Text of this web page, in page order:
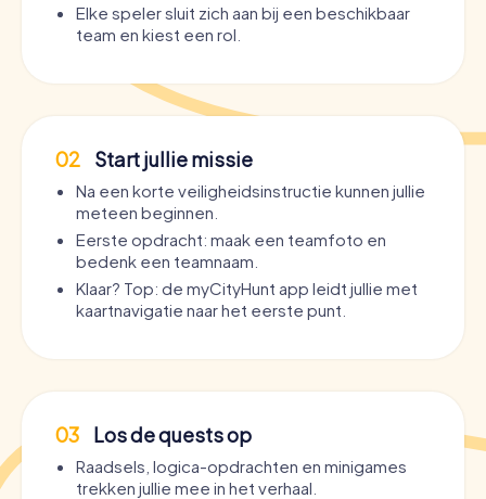
Elke speler sluit zich aan bij een beschikbaar
team en kiest een rol.
02 Start jullie missie
Na een korte veiligheidsinstructie kunnen jullie
meteen beginnen.
Eerste opdracht: maak een teamfoto en
bedenk een teamnaam.
Klaar? Top: de myCityHunt app leidt jullie met
kaartnavigatie naar het eerste punt.
03 Los de quests op
Raadsels, logica-opdrachten en minigames
trekken jullie mee in het verhaal.